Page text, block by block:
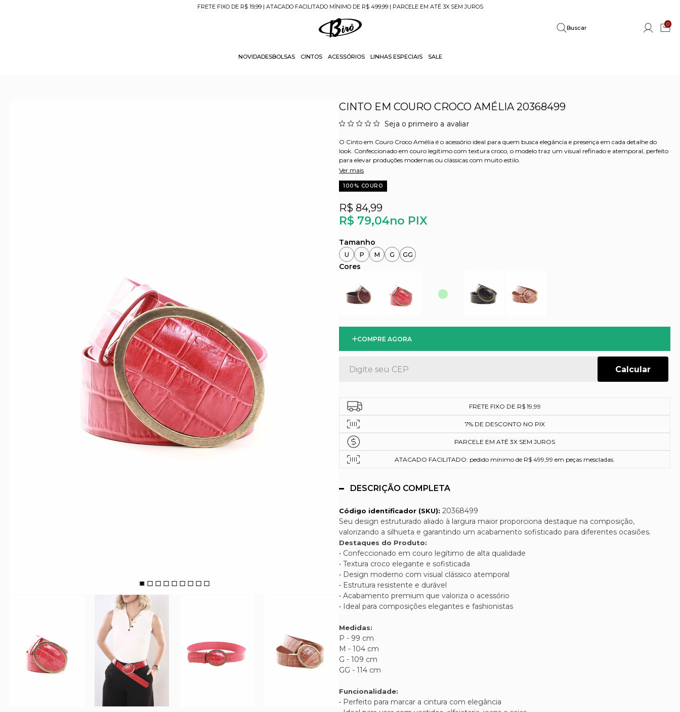
FRETE FIXO DE R$ 19,99 | ATACADO FACILITADO MÍNIMO DE R$ 499,99 | PARCELE EM ATÉ 3X SEM JUROS
0
NOVIDADESBOLSAS CINTOS ACESSÓRIOS LINHAS ESPECIAIS SALE
CINTO EM COURO CROCO AMÉLIA 20368499
Seja o primeiro a avaliar
O Cinto em Couro Croco Amélia é o acessório ideal para quem busca elegância e presença em cada detalhe do
look. Confeccionado em couro legítimo com textura croco, o modelo traz um visual refinado e atemporal, perfeito
para elevar produções modernas ou clássicas com muito estilo.
Ver mais
100% COURO
R$ 79,04no PIX
R$ 84,99
U P M G GG
COMPRE AGORA
FRETE FIXO DE R$ 19,99
7% DE DESCONTO NO PIX
PARCELE EM ATÉ 3X SEM JUROS
ATACADO FACILITADO: pedido mínimo de R$ 499,99 em peças mescladas.
DESCRIÇÃO COMPLETA
Código identificador (SKU): 20368499
Seu design estruturado aliado à largura maior proporciona destaque na composição,
valorizando a silhueta e garantindo um acabamento sofisticado para diferentes ocasiões.
Destaques do Produto:
• Confeccionado em couro legítimo de alta qualidade
• Textura croco elegante e sofisticada
• Design moderno com visual clássico atemporal
• Estrutura resistente e durável
• Acabamento premium que valoriza o acessório
• Ideal para composições elegantes e fashionistas
Medidas:
P - 99 cm
M - 104 cm
G - 109 cm
GG - 114 cm
Funcionalidade:
• Perfeito para marcar a cintura com elegância